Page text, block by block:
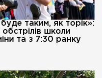
таким, як торік»:
школи
та з 7:30 ранку